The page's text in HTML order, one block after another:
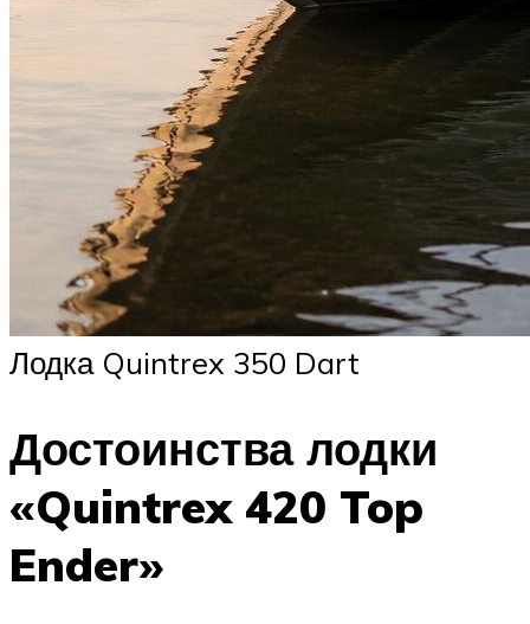
Лодка Quintrex 350 Dart
Достоинства лодки
«Quintrex 420 Top
Ender»